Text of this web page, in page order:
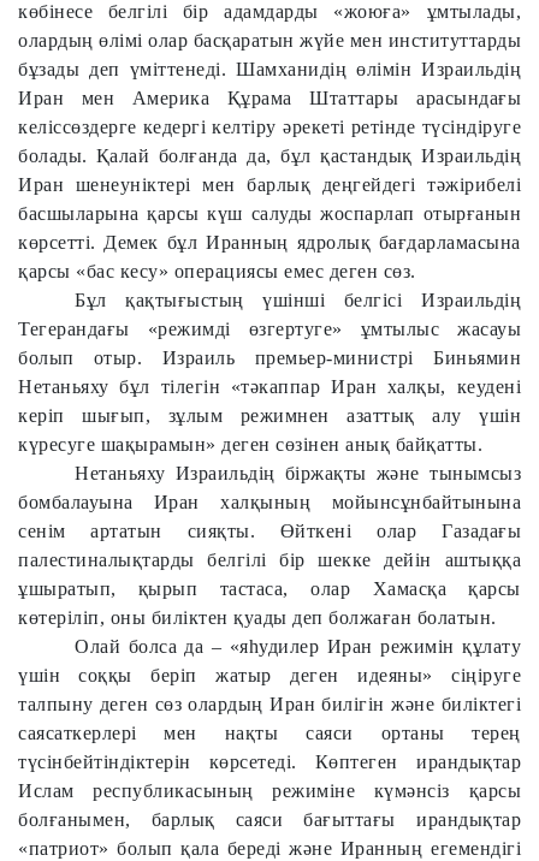
көбінесе белгілі бір адамдарды «жоюға» ұмтылады,
олардың өлімі олар басқаратын жүйе мен институттарды
бұзады деп үміттенеді. Шамханидің өлімін Израильдің
Иран мен Америка Құрама Штаттары арасындағы
келіссөздерге кедергі келтіру әрекеті ретінде түсіндіруге
болады. Қалай болғанда да, бұл қастандық Израильдің
Иран шенеуніктері мен барлық деңгейдегі тәжірибелі
басшыларына қарсы күш салуды жоспарлап отырғанын
көрсетті. Демек бұл Иранның ядролық бағдарламасына
қарсы «бас кесу» операциясы емес деген сөз.
Бұл қақтығыстың үшінші белгісі Израильдің
Тегерандағы «режимді өзгертуге» ұмтылыс жасауы
болып отыр. Израиль премьер-министрі Биньямин
Нетаньяху бұл тілегін «тәкаппар Иран халқы, кеудені
керіп шығып, зұлым режимнен азаттық алу үшін
күресуге шақырамын» деген сөзінен анық байқатты.
Нетаньяху Израильдің біржақты және тынымсыз
бомбалауына Иран халқының мойынсұнбайтынына
сенім артатын сияқты. Өйткені олар Газадағы
палестиналықтарды белгілі бір шекке дейін аштыққа
ұшыратып, қырып тастаса, олар Хамасқа қарсы
көтеріліп, оны биліктен қуады деп болжаған болатын.
Олай болса да – «яһудилер Иран режимін құлату
үшін соққы беріп жатыр деген идеяны» сіңіруге
талпыну деген сөз олардың Иран билігін және биліктегі
саясаткерлері мен нақты саяси ортаны терең
түсінбейтіндіктерін көрсетеді. Көптеген ирандықтар
Ислам республикасының режиміне күмәнсіз қарсы
болғанымен, барлық саяси бағыттағы ирандықтар
«патриот» болып қала береді және Иранның егемендігі